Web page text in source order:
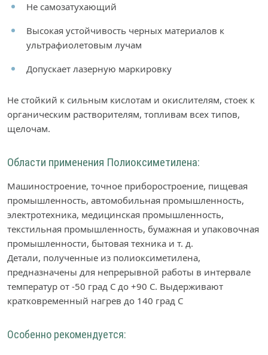
Не самозатухающий
Высокая устойчивость черных материалов к
ультрафиолетовым лучам
Допускает лазерную маркировку
Не стойкий к сильным кислотам и окислителям, стоек к
органическим растворителям, топливам всех типов,
щелочам.
Области применения Полиоксиметилена:
Машиностроение, точное приборостроение, пищевая
промышленность, автомобильная промышленность,
электротехника, медицинская промышленность,
текстильная промышленность, бумажная и упаковочная
промышленности, бытовая техника и т. д.
Детали, полученные из полиоксиметилена,
предназначены для непрерывной работы в интервале
температур от -50 град C до +90 С. Выдерживают
кратковременный нагрев до 140 град С
Особенно рекомендуется: